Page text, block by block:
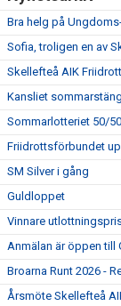
Bra helg på
Sofia, troligen en av
Skellefteå AIK
Kansliet
Sommarlotteriet 50/50
Friidrottsförbundet
SM Silver i gång
Guldloppet
Vinnare
Anmälan är öppen till
Broarna Runt 2026 -
Årsmöte Skellefteå